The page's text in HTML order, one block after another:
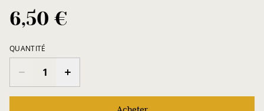
6,50 €
QUANTITÉ